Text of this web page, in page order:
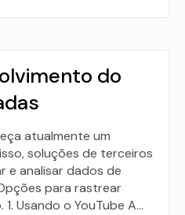
do
atualmente um
soluções de terceiros
e analisar dados de
para rastrear
Usando o YouTube A…